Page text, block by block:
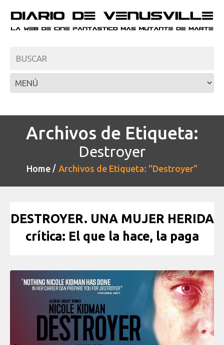
Archivos de Etiqueta:
Destroyer
Home Archivos de Etiqueta: "Destroyer"
DESTROYER. UNA MUJER HERIDA
crítica: El que la hace, la paga